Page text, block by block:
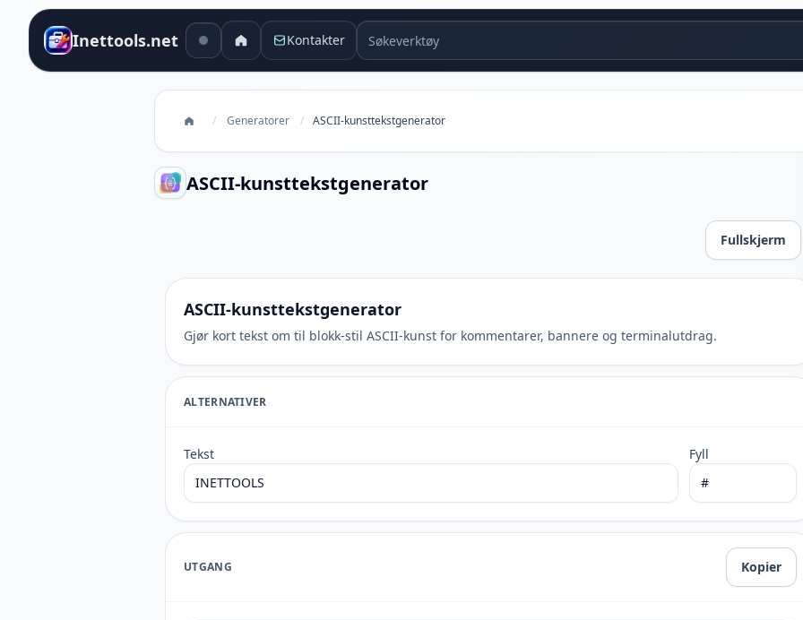
Inettools.net Kontakter Søkeverktøy
/ Generatorer / ASCII-kunsttekstgenerator
ASCII-kunsttekstgenerator
Fullskjerm
ASCII-kunsttekstgenerator
Gjør kort tekst om til blokk-stil ASCII-kunst for kommentarer, bannere og terminalutdrag.
ALTERNATIVER
Tekst Fyll
UTGANG Kopier